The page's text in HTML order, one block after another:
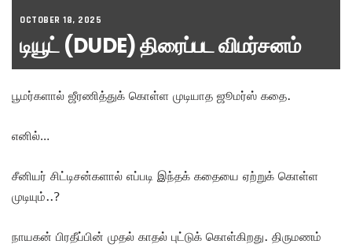
OCTOBER 18, 2025
டியூட் (DUDE) திரைப்பட விமர்சனம்
பூமர்களால் ஜீரணித்துக் கொள்ள முடியாத ஜூமர்ஸ் கதை.
எனில்…
சீனியர் சிட்டிசன்களால் எப்படி இந்தக் கதையை ஏற்றுக் கொள்ள
முடியும்..?
நாயகன் பிரதீப்பின் முதல் காதல் புட்டுக் கொள்கிறது. திருமணம்